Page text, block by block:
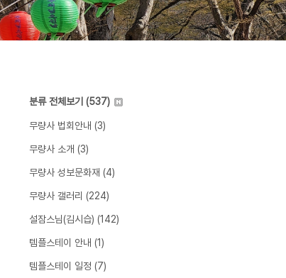
분류 전체보기 (537)
무량사 법회안내 (3)
무량사 소개 (3)
무량사 성보문화재 (4)
무량사 갤러리 (224)
설잠스님(김시습) (142)
템플스테이 안내 (1)
템플스테이 일정 (7)